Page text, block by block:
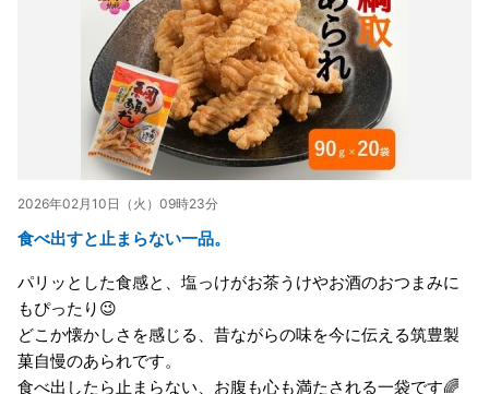
2026年02月10日（火）09時23分
食べ出すと止まらない一品。
パリッとした食感と、塩っけがお茶うけやお酒のおつまみに
もぴったり😉
どこか懐かしさを感じる、昔ながらの味を今に伝える筑豊製
菓自慢のあられです。
食べ出したら止まらない、お腹も心も満たされる一袋です🌈